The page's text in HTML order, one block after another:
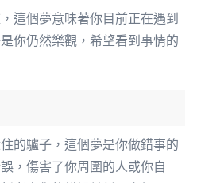
這個夢意味著你目前正在遇到
你仍然樂觀，希望看到事情的
的驢子，這個夢是你做錯事的
，傷害了你周圍的人或你自